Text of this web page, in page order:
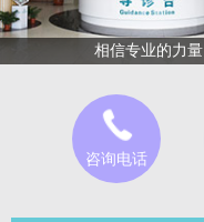
相信专业的力量
咨询电话